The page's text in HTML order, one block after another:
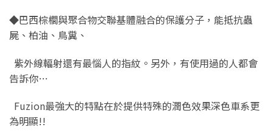
◆巴西棕櫚與聚合物交聯基體融合的保護分子，能抵抗蟲
屍、柏油、鳥糞、
紫外線輻射還有最惱人的指紋。另外，有使用過的人都會
告訴你…
Fuzion最強大的特點在於提供特殊的潤色效果深色車系更
為明顯!!